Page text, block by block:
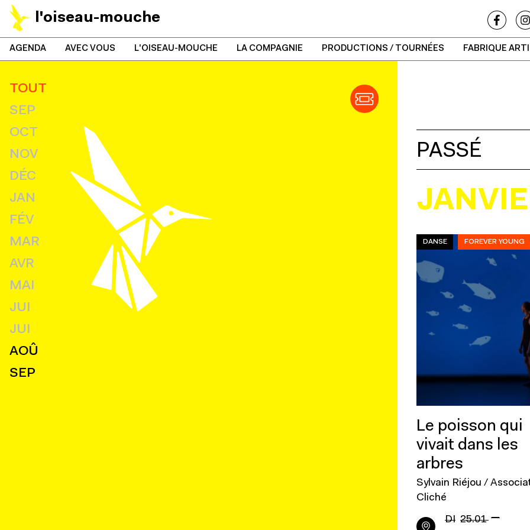
l'oiseau-mouche
AGENDA AVEC VOUS L'OISEAU-MOUCHE LA COMPAGNIE PRODUCTIONS / TOURNÉES FABRIQUE
TOUT
SEP
OCT
NOV
DÉC
JAN
FÉV
MAR
AVR
MAI
JUI
JUI
AOÛ
SEP
PASSÉ
DANSE FOREVER YOUNG
Le poisson qui
vivait dans les
arbres
Sylvain Riéjou /
Cliché
DI 25.01 —